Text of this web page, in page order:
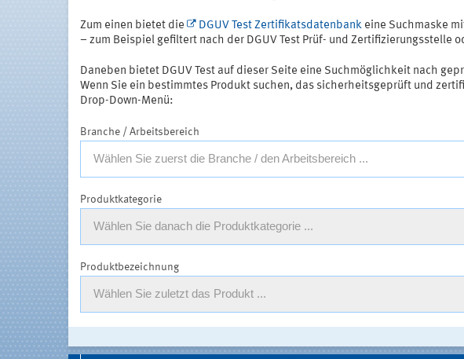
Zum einen bietet die DGUV Test Zertifikatsdatenbank eine Suchmaske
– zum Beispiel gefiltert nach der DGUV Test Prüf- und Zertifizierungsstelle
Daneben bietet DGUV Test auf dieser Seite eine Suchmöglichkeit nach
Wenn Sie ein bestimmtes Produkt suchen, das sicherheitsgeprüft und
Drop-Down-Menü:
Branche / Arbeitsbereich
Wählen Sie zuerst die Branche / den Arbeitsbereich ...
Produktkategorie
Wählen Sie danach die Produktkategorie ...
Produktbezeichnung
Wählen Sie zuletzt das Produkt ...